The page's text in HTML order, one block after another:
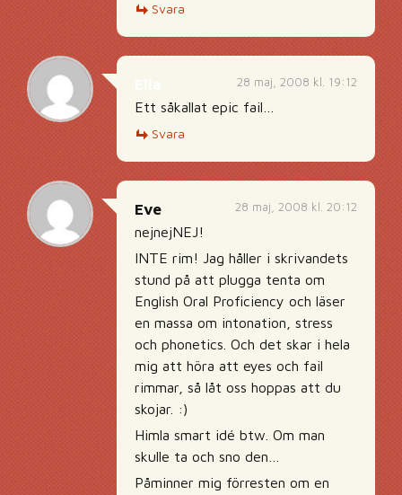
Svara
28 maj, 2008 kl. 19:12
Ett såkallat epic fail…
Svara
28 maj, 2008 kl. 20:12
Eve
nejnejNEJ!
INTE rim! Jag håller i skrivandets
stund på att plugga tenta om
English Oral Proficiency och läser
en massa om intonation, stress
och phonetics. Och det skar i hela
mig att höra att eyes och fail
rimmar, så låt oss hoppas att du
skojar. :)
Himla smart idé btw. Om man
skulle ta och sno den…
Påminner mig förresten om en